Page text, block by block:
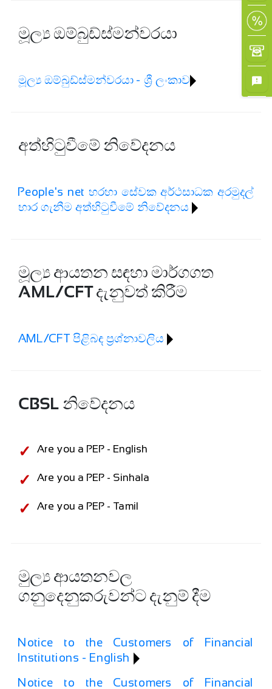
මූල්‍ය ඔම්බුඩ්ස්මන්වරයා
මූල්‍ය ඔම්බුඩ්ස්මන්වරයා - ශ්‍රී ලංකාව
අත්හිටුවීමේ නිවේදනය
People's net හරහා සේවක අර්ථසාධක අරමුදල්
භාර ගැනීම අත්හිටුවීමේ නිවේදනය
මූල්‍ය ආයතන සඳහා මාර්ගගත
AML/CFT දැනුවත් කිරීම
AML/CFT පිළිබඳ ප්‍රශ්නාවලිය
CBSL නිවේදනය
Are you a PEP - English
Are you a PEP - Sinhala
Are you a PEP - Tamil
මුල්‍ය ආයතනවල
ගනුදෙනුකරුවන්ට දැනුම් දීම
Notice to the Customers of Financial
Institutions - English
Notice to the Customers of Financial